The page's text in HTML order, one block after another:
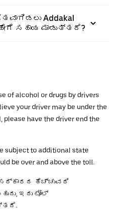
Addakal
ಸಹಾಯ ಮಾಡುತ್ತದೆ?
of alcohol or drugs by drivers
your driver may be under the
have the driver end the
subject to additional state
be over and above the toll.
ಹೆಚ್ಚುವರಿ
ಇದು ಟೋಲ್